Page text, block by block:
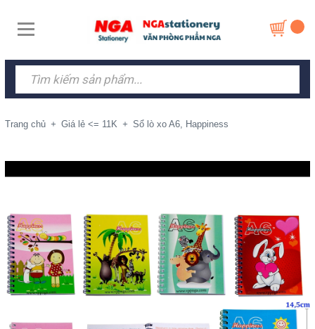
Trang chủ + Giá lẻ <= 11K + Sổ lò xo A6, Happiness